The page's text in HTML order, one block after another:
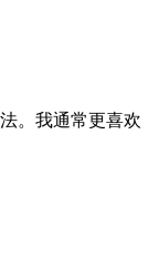
。我通常更喜欢